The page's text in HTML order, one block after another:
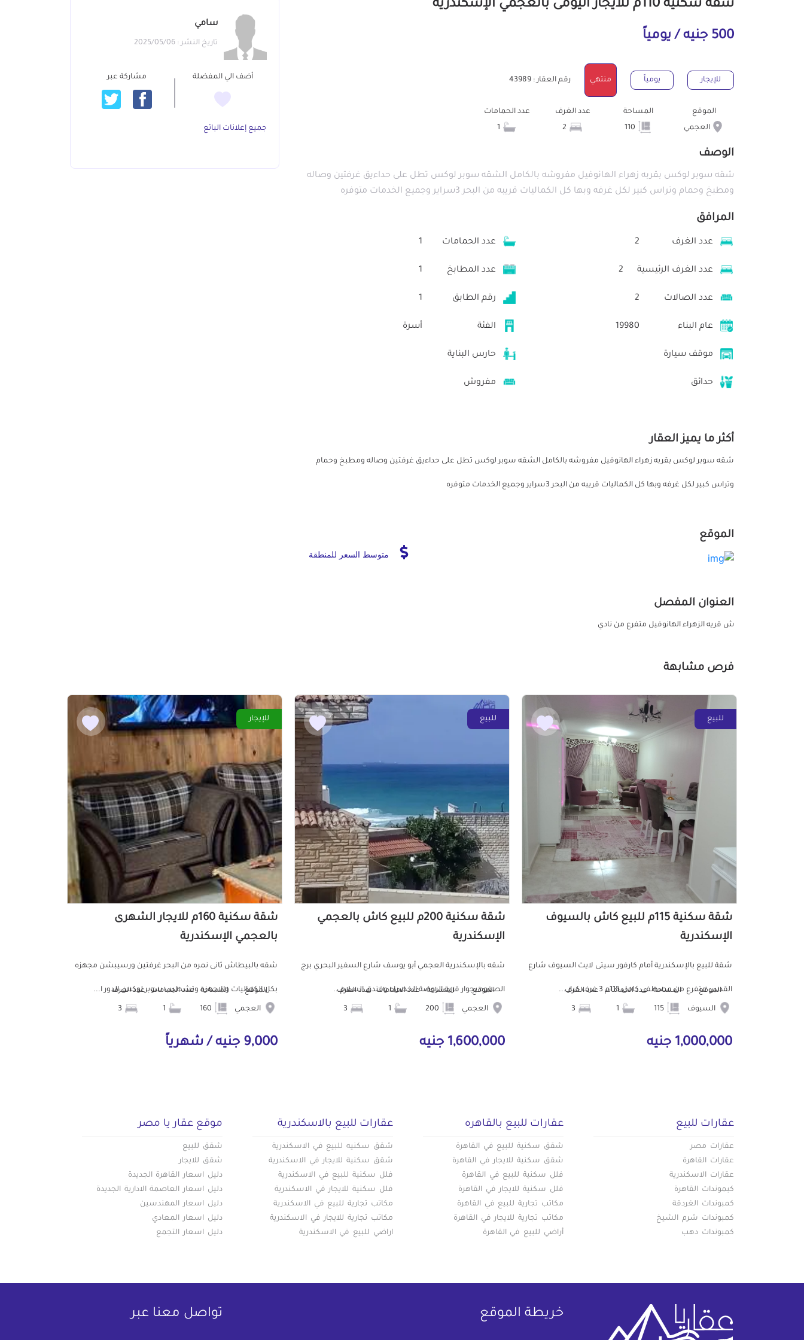
شقة سكنية 110م للايجار اليومى بالعجمي الإسكندرية
500 جنيه / يومياً
للإيجار يومياً منتهي رقم العقار : 43989
الموقع
العجمي
المساحة
عدد الغرف
عدد الحمامات
الوصف
شقه سوبر لوكس بقربه زهراء الهانوفيل مفروشه بالكامل الشقه سوبر لوكس تطل على حداءيق غرفتين وصاله
ومطبخ وحمام وتراس كبير لكل غرفه وبها كل الكماليات قريبه من البحر 3سراير وجميع الخدمات متوفره
المرافق
عدد الغرف 2 عدد الحمامات 1
عدد الغرف الرئيسية 2 عدد المطابخ 1
عدد الصالات 2 رقم الطابق 1
عام البناء 19980 الفئة أسرة
موقف سيارة حارس البناية
حدائق مفروش
أكثر ما يميز العقار
شقه سوبر لوكس بقربه زهراء الهانوفيل مفروشه بالكامل الشقه سوبر لوكس تطل على حداءيق غرفتين وصاله ومطبخ وحمام
وتراس كبير لكل غرفه وبها كل الكماليات قريبه من البحر 3سراير وجميع الخدمات متوفره
الموقع
متوسط السعر للمنطقة
العنوان المفصل
ش قريه الزهراء الهانوفيل متفرع من نادي
سامي
تاريخ النشر : 2025/05/06
أضف الي المفضلة مشاركة عبر
جميع إعلانات البائع
فرص مشابهة
للبيع
شقة سكنية 115م للبيع كاش بالسيوف
الإسكندرية
شقة للبيع بالإسكندرية أمام كارفور سيتى لايت السيوف شارع
القدس متفرع من مصطفى كامل 115م 3 غرف كبار ...
الموقع
السيوف
المساحة عدد الحمامات عدد الغرف
1,000,000 جنيه
للبيع
شقة سكنية 200م للبيع كاش بالعجمي
الإسكندرية
شقه بالإسكندرية العجمي أبو يوسف شارع السفير البحري برج
الصفوه بجوار قرية الروضة الخضراء وفندق السلام...
الموقع
العجمي
المساحة عدد الحمامات عدد الغرف
1,600,000 جنيه
للإيجار
شقة سكنية 160م للايجار الشهرى
بالعجمي الإسكندرية
شقه بالبيطاش ثانى نمره من البحر غرفتين ورسيبشن مجهزه
بكل الكماليات والاجهزه وتشطيب سوبر لوكس الدور ا...
الموقع
العجمي
المساحة عدد الحمامات عدد الغرف
9,000 جنيه / شهرياً
عقارات للبيع
عقارات مصر
عقارات القاهرة
عقارات الاسكندرية
كبموندات القاهرة
كمبوندات الغردقة
كمبوندات شرم الشيخ
كمبوندات دهب
عقارات للبيع بالقاهره
شقق سكنية للبيع في القاهرة
شقق سكنية للايجار في القاهرة
فلل سكنية للبيع في القاهرة
فلل سكنية للايجار في القاهرة
مكاتب تجارية للبيع في القاهرة
مكاتب تجارية للايجار في القاهرة
أراضي للبيع في القاهرة
عقارات للبيع بالاسكندرية
شقق سكنيه للبيع في الاسكندرية
شقق سكنية للايجار في الاسكندرية
فلل سكنية للبيع في الاسكندرية
فلل سكنية للايجار في الاسكندرية
مكاتب تجارية للبيع في الاسكندرية
مكاتب تجارية للايجار في الاسكندرية
اراضي للبيع في الاسكندرية
موقع عقار يا مصر
شقق للبيع
شقق للايجار
دليل اسعار القاهرة الجديدة
دليل اسعار العاصمة الادارية الجديدة
دليل اسعار المهندسين
دليل اسعار المعادي
دليل اسعار التجمع
خريطة الموقع تواصل معنا عبر